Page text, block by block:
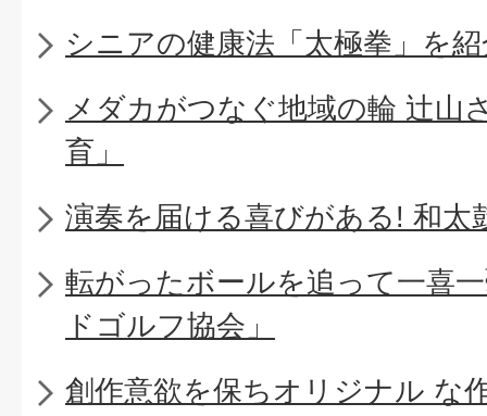
シニアの健康法「太極拳」を
メダカがつなぐ地域の輪 辻山
育」
演奏を届ける喜びがある! 和太
転がったボールを追って一喜
ドゴルフ協会」
創作意欲を保ちオリジナル な